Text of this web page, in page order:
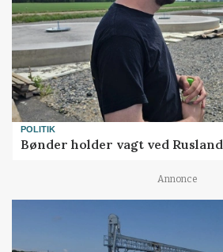
POLITIK
Bønder holder vagt ved Rusland
Annonce